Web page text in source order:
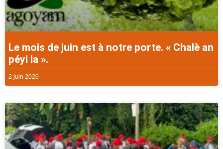
Le mois de juin est à notre porte. « Chalè an
péyi la ».
2 juin 2026